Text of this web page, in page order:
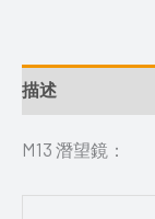
描述
M13 潛望鏡：